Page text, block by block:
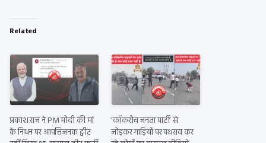
Related
प्रकाश राज ने PM मोदी की मां
के निधन पर आपत्तिजनक ट्वीट
‘कॉकरोच जनता पार्टी’ से
जोड़कर गाड़ियों पर पथराव कर